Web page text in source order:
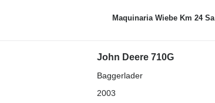
Maquinaria Wiebe Km 24 Sa
John Deere 710G
Baggerlader
2003